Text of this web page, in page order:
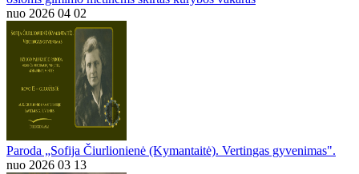
nuo 2026 04 02
Paroda „Sofija Čiurlionienė (Kymantaitė). Vertingas gyvenimas".
nuo 2026 03 13